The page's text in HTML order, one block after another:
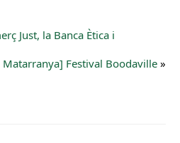
Just, la Banca Ètica i
Matarranya] Festival Boodaville »